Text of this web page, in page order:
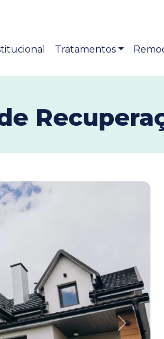
Tratamentos
Next